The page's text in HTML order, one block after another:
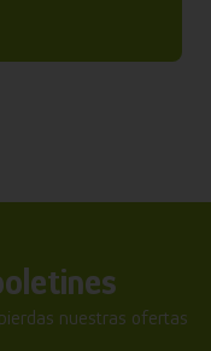
nuestras ofertas